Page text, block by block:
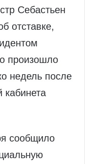
Себастьен
отставке,
произошло
недель после
кабинета
сообщило